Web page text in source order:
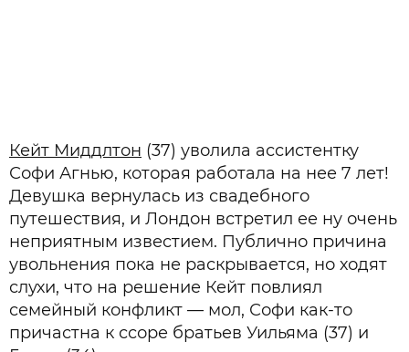
Кейт Миддлтон (37) уволила ассистентку
Софи Агнью, которая работала на нее 7 лет!
Девушка вернулась из свадебного
путешествия, и Лондон встретил ее ну очень
неприятным известием. Публично причина
увольнения пока не раскрывается, но ходят
слухи, что на решение Кейт повлиял
семейный конфликт — мол, Софи как-то
причастна к ссоре братьев Уильяма (37) и